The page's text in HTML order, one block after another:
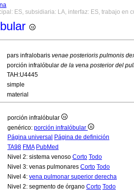
ES, subsidiaria: LA, interfaz: ES, trabajo en
pars infralobaris venae posterioris pulmonis
porción infralóbular de la vena posterior del
TAH:U4445
simple
material
porción infralóbular
genérico: porción infralóbular
Página universal Página de definición
TA98 FMA PubMed
Nivel 2: sistema venoso Corto Todo
Nivel 3: venas pulmonares Corto Todo
Nivel 4: vena pulmonar superior derecha
Nivel 2: segmento de órgano Corto Todo